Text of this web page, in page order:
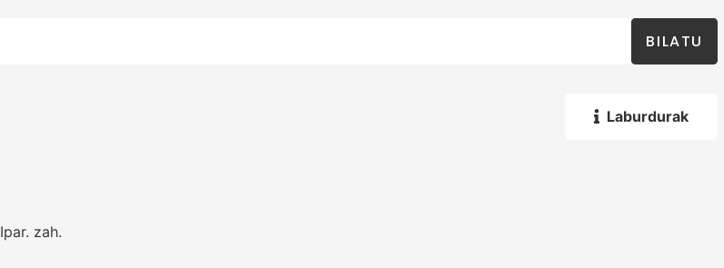
BILATU
Laburdurak
Ipar. zah.